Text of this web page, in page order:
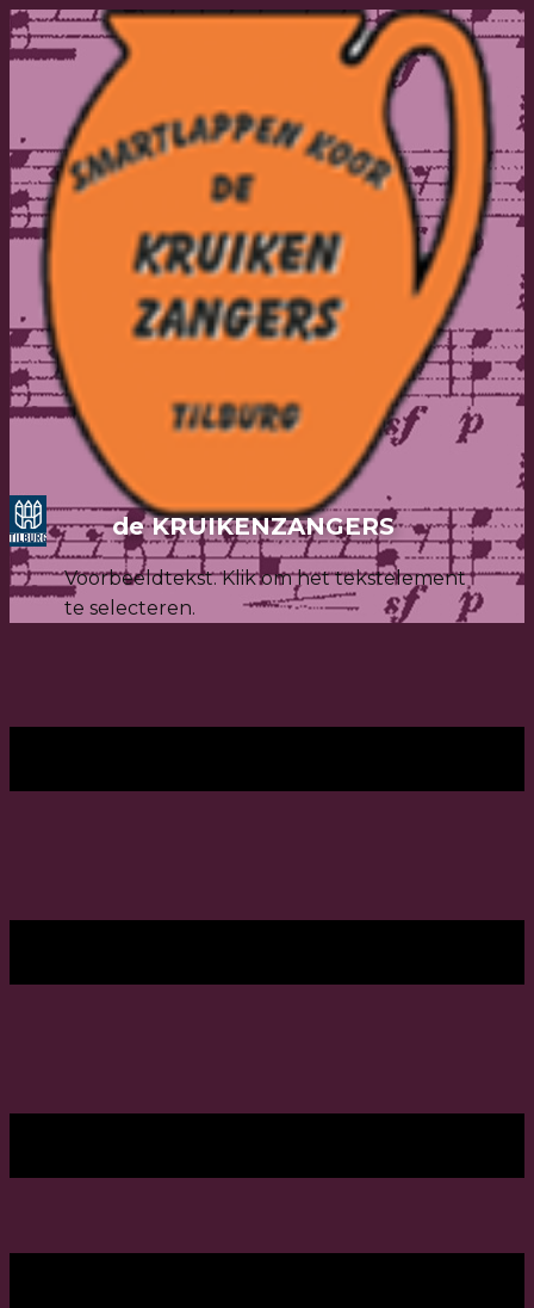
de KRUIKENZANGERS
Voorbeeldtekst. Klik om het tekstelement
te selecteren.